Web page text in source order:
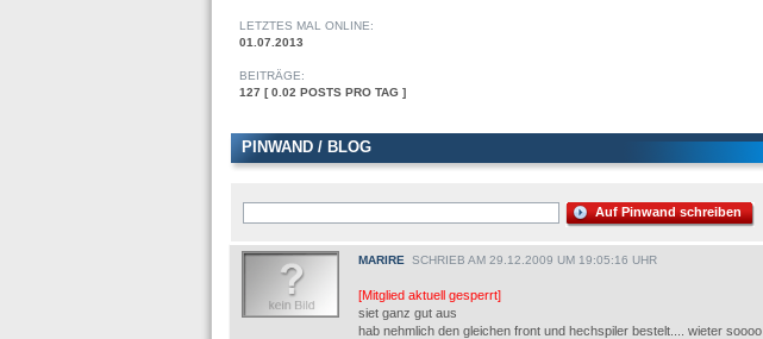
LETZTES MAL ONLINE:
01.07.2013
BEITRÄGE:
127 [ 0.02 POSTS PRO TAG ]
PINWAND / BLOG
Auf Pinwand schreiben
MARIRE SCHRIEB AM 29.12.2009 UM 19:05:16 UHR
[Mitglied aktuell gesperrt]
siet ganz gut aus
hab nehmlich den gleichen front und hechspiler bestelt.... wieter soooo